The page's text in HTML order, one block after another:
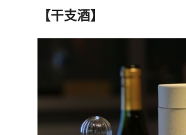
【干支酒】